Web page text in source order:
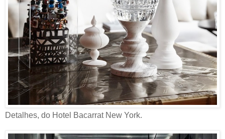
Detalhes, do Hotel Bacarrat New York.